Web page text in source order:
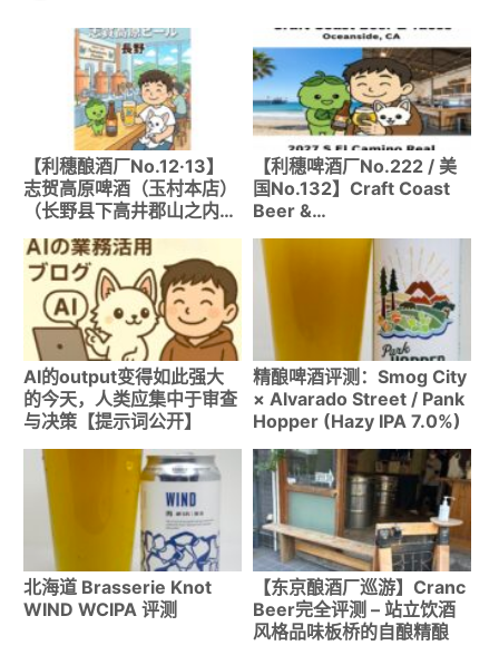
【利穗酿酒厂No.12·13】
志贺高原啤酒（玉村本店）
（长野县下高井郡山之内
町）访问报告
【利穗啤酒厂No.222 / 美
国No.132】Craft Coast
Beer &
Brewing（Oceanside）
｜GABF2025银奖
「Estra」Pale Ale令人感
动！Green Cheek步行可
达的实力派
AI的output变得如此强大
的今天，人类应集中于审查
与决策【提示词公开】
精酿啤酒评测：Smog City
× Alvarado Street / Pank
Hopper (Hazy IPA 7.0%)
北海道 Brasserie Knot
WIND WCIPA 评测
【东京酿酒厂巡游】Cranc
Beer完全评测 – 站立饮酒
风格品味板桥的自酿精酿